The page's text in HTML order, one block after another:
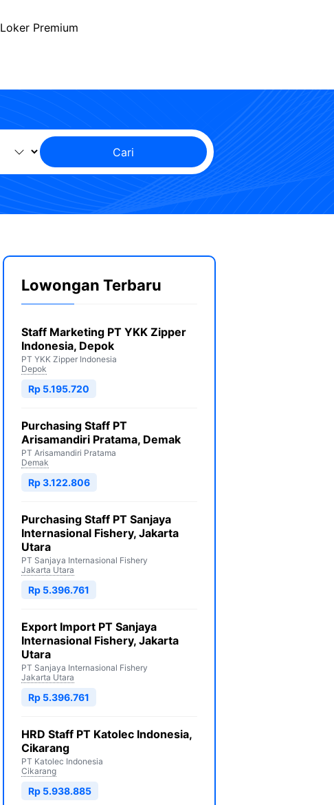
Loker Premium
Cari
Lowongan Terbaru
Staff Marketing PT YKK Zipper
Indonesia, Depok
PT YKK Zipper Indonesia
Depok
Rp 5.195.720
Purchasing Staff PT
Arisamandiri Pratama, Demak
PT Arisamandiri Pratama
Demak
Rp 3.122.806
Purchasing Staff PT Sanjaya
Internasional Fishery, Jakarta
Utara
PT Sanjaya Internasional Fishery
Jakarta Utara
Rp 5.396.761
Export Import PT Sanjaya
Internasional Fishery, Jakarta
Utara
PT Sanjaya Internasional Fishery
Jakarta Utara
Rp 5.396.761
HRD Staff PT Katolec Indonesia,
Cikarang
PT Katolec Indonesia
Cikarang
Rp 5.938.885